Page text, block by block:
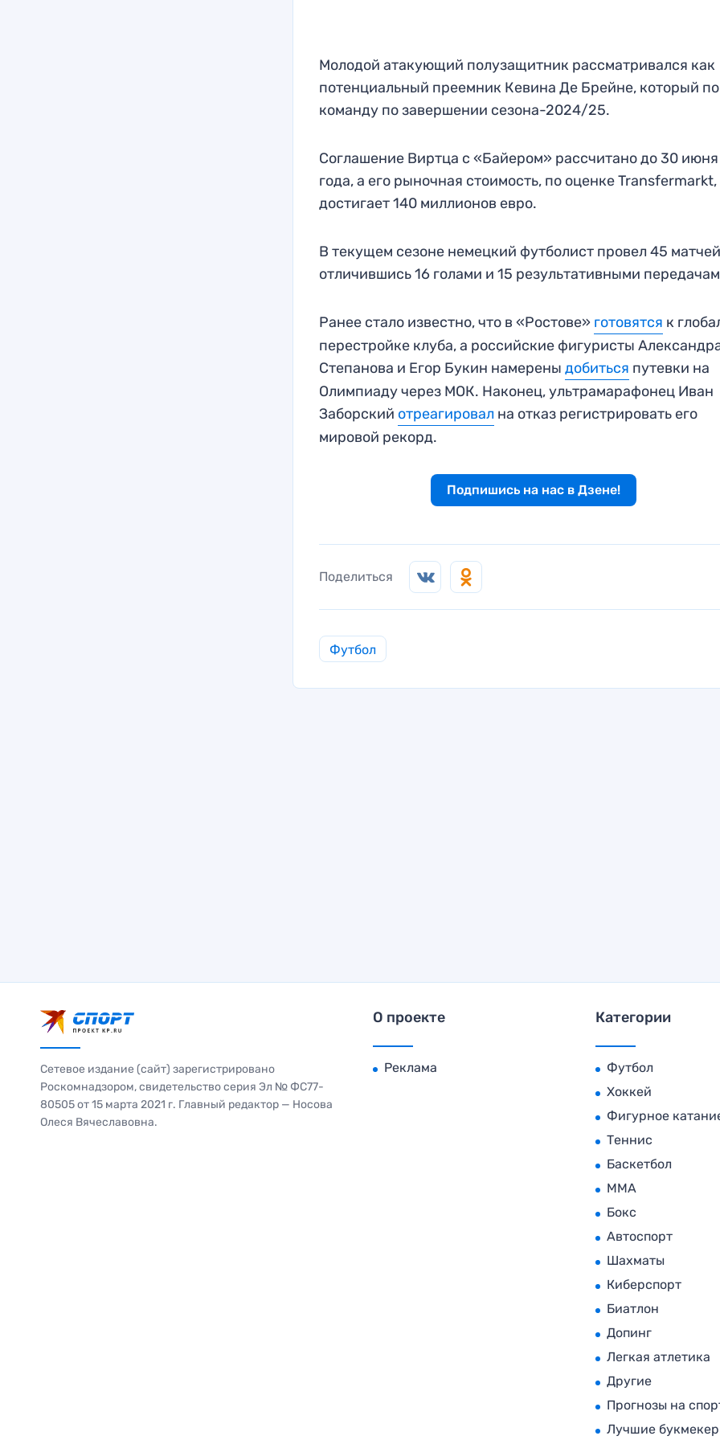
Молодой атакующий полузащитник рассматривался как
потенциальный преемник Кевина Де Брейне, который
команду по завершении сезона-2024/25.
Соглашение Виртца с «Байером» рассчитано до 30
года, а его рыночная стоимость, по оценке Transfermarkt,
достигает 140 миллионов евро.
В текущем сезоне немецкий футболист провел 45
отличившись 16 голами и 15 результативными
Ранее стало известно, что в «Ростове» готовятся к
перестройке клуба, а российские фигуристы
Степанова и Егор Букин намереныдобиться путевки на
Олимпиаду через МОК. Наконец, ультрамарафонец Иван
Заборский отреагировал на отказ регистрировать его
мировой рекорд.
Подпишись на нас в Дзене!
Поделиться
Футбол
Сетевое издание (сайт) зарегистрировано
Роскомнадзором, свидетельство серия Эл № ФС77-
80505 от 15 марта 2021 г. Главный редактор — Носова
Олеся Вячеславовна.
О проекте
Реклама
Категории
Футбол
Хоккей
Фигурное
Теннис
Баскетбол
MMA
Бокс
Автоспорт
Шахматы
Киберспорт
Биатлон
Допинг
Легкая атлетика
Другие
Прогнозы на
Лучшие